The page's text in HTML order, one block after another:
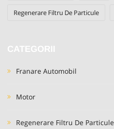
Regenerare Filtru De Particule
CATEGORII
Franare Automobil
Motor
Regenerare Filtru De Particule